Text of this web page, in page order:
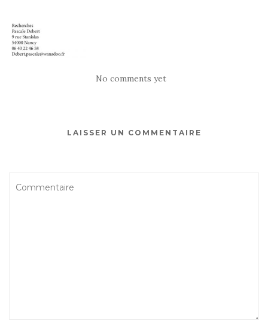
No comments yet
LAISSER UN COMMENTAIRE